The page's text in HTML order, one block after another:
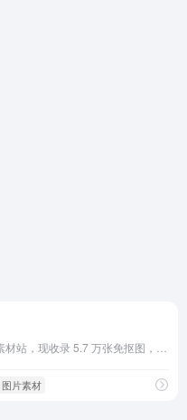
片素材